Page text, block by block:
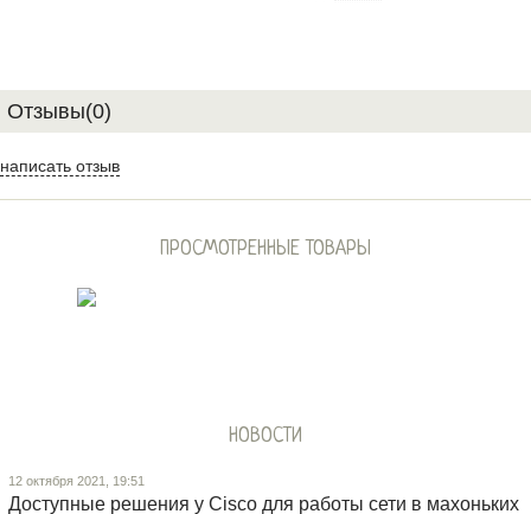
Отзывы(0)
написать отзыв
ПРОСМОТРЕННЫЕ ТОВАРЫ
НОВОСТИ
12 октября 2021, 19:51
Доступные решения у Cisco для работы сети в махоньких